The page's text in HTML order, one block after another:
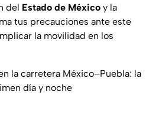
del Estado de México y la
tus precauciones ante este
la movilidad en los
la carretera México–Puebla: la
día y noche